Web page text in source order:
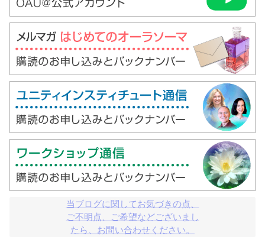
当ブログに関してお気づきの点、
ご不明点、ご希望などございまし
たら、お問い合わせください。